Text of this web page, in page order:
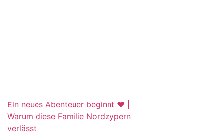
Ein neues Abenteuer beginnt ❤️ |
Warum diese Familie Nordzypern
verlässt